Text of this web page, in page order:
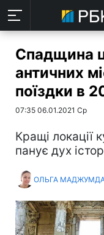
Спадщина
античних
поїздки в
07:35 06.01.2021 Ср
Кращі локації
панує дух
ОЛЬГА